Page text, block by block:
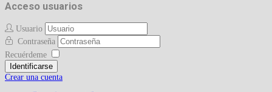
Acceso usuarios
Usuario
Contraseña
Recuérdeme
Identificarse
Crear una cuenta